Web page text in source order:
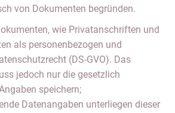
von Dokumenten begründen.
wie Privatanschriften und
als personenbezogen und
(DS-GVO). Das
jedoch nur die gesetzlich
speichern;
Datenangaben unterliegen dieser